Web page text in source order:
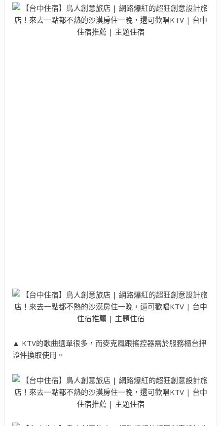
▲ KTV的歌曲選單很多，而麥克風跟搖控器需於服務櫃台押
證件換取使用。